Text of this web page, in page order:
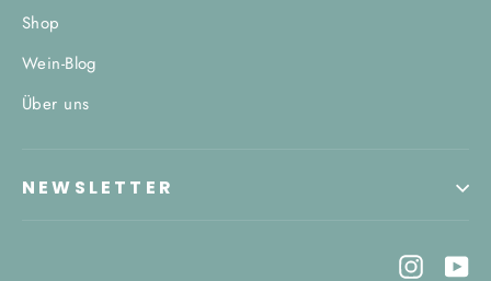
Shop
Wein-Blog
Über uns
NEWSLETTER